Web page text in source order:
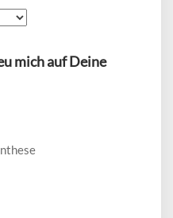
mich auf Deine